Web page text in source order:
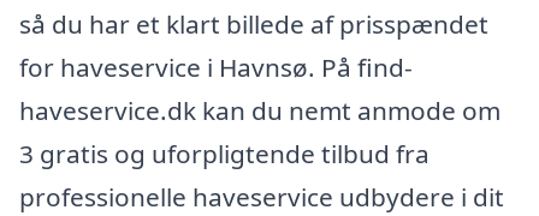
så du har et klart billede af prisspændet
for haveservice i Havnsø. På find-
haveservice.dk kan du nemt anmode om
3 gratis og uforpligtende tilbud fra
professionelle haveservice udbydere i dit